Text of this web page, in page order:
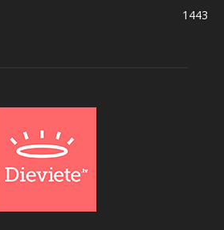
1443